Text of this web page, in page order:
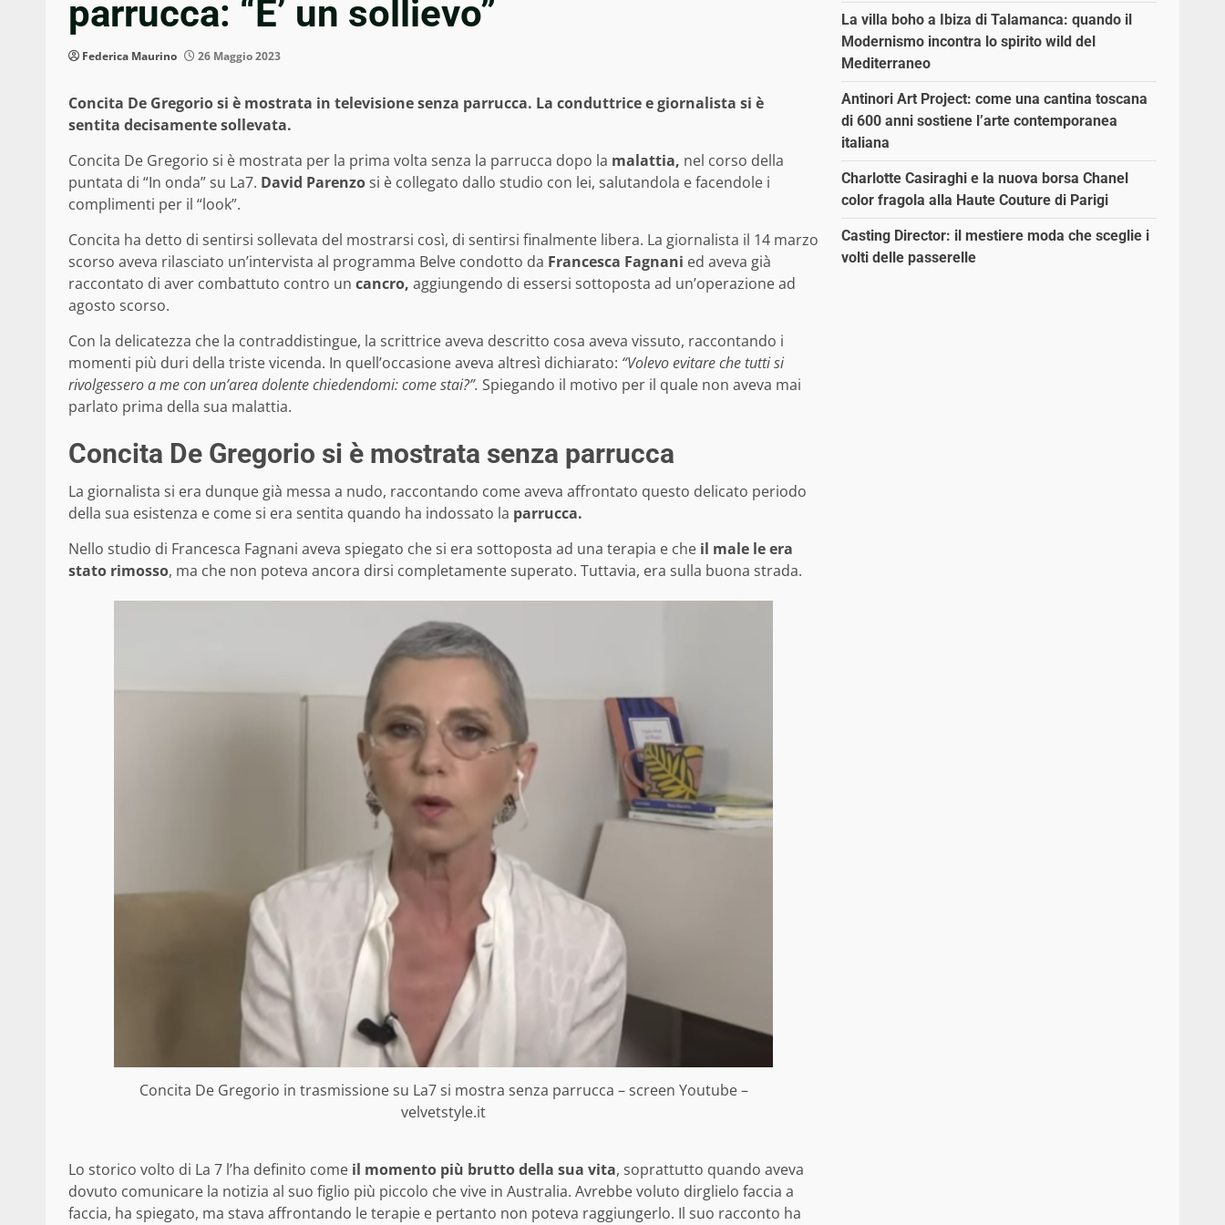
parrucca: “E’ un sollievo”
Federica Maurino 26 Maggio 2023
Concita De Gregorio si è mostrata in televisione senza parrucca. La conduttrice e giornalista si è
sentita decisamente sollevata.
Concita De Gregorio si è mostrata per la prima volta senza la parrucca dopo la malattia, nel corso della
puntata di “In onda” su La7. David Parenzosi è collegato dallo studio con lei, salutandola e facendole i
complimenti per il “look”.
Concita ha detto di sentirsi sollevata del mostrarsi così, di sentirsi finalmente libera. La giornalista il 14 marzo
scorso aveva rilasciato un’intervista al programma Belve condotto da Francesca Fagnani ed aveva già
raccontato di aver combattuto contro un cancro, aggiungendo di essersi sottoposta ad un’operazione ad
agosto scorso.
Con la delicatezza che la contraddistingue, la scrittrice aveva descritto cosa aveva vissuto, raccontando i
momenti più duri della triste vicenda. In quell’occasione aveva altresì dichiarato: “Volevo evitare che tutti si
rivolgessero a me con un’area dolente chiedendomi: come stai?”. Spiegando il motivo per il quale non aveva mai
parlato prima della sua malattia.
Concita De Gregorio si è mostrata senza parrucca
La giornalista si era dunque già messa a nudo, raccontando come aveva affrontato questo delicato periodo
della sua esistenza e come si era sentita quando ha indossato la parrucca.
Nello studio di Francesca Fagnani aveva spiegato che si era sottoposta ad una terapia e che il male le era
stato rimosso, ma che non poteva ancora dirsi completamente superato. Tuttavia, era sulla buona strada.
Concita De Gregorio in trasmissione su La7 si mostra senza parrucca – screen Youtube –
velvetstyle.it
Lo storico volto di La 7 l’ha definito come il momento più brutto della sua vita, soprattutto quando aveva
dovuto comunicare la notizia al suo figlio più piccolo che vive in Australia. Avrebbe voluto dirglielo faccia a
faccia, ha spiegato, ma stava affrontando le terapie e pertanto non poteva raggiungerlo. Il suo racconto ha
La villa boho a Ibiza di Talamanca: quando il
Modernismo incontra lo spirito wild del
Mediterraneo
Antinori Art Project: come una cantina toscana
di 600 anni sostiene l’arte contemporanea
italiana
Charlotte Casiraghi e la nuova borsa Chanel
color fragola alla Haute Couture di Parigi
Casting Director: il mestiere moda che sceglie i
volti delle passerelle